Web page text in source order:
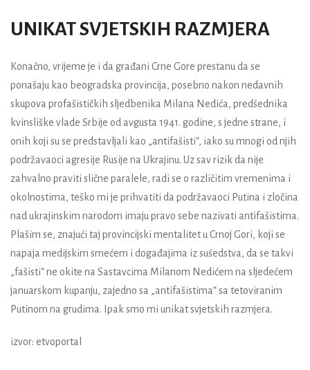
UNIKAT SVJETSKIH RAZMJERA
Konačno, vrijeme je i da građani Crne Gore prestanu da se
ponašaju kao beogradska provincija, posebno nakon nedavnih
skupova profašističkih sljedbenika Milana Nedića , predśednika
kvinsliške vlade Srbije od avgusta 1941. godine, s jedne strane, i
onih koji su se predstavljali kao „antifašisti“, iako su mnogi od njih
podržavaoci agresije Rusije na Ukrajinu. Uz sav rizik da nije
zahvalno praviti slične paralele, radi se o različitim vremenima i
okolnostima, teško mi je prihvatiti da podržavaoci Putina i zločina
nad ukrajinskim narodom imaju pravo sebe nazivati antifašistima.
Plašim se, znajući taj provincijski mentalitet u Crnoj Gori, koji se
napaja medijskim smećem i događajima iz suśedstva, da se takvi
„fašisti“ ne okite na Sastavcima Milanom Nedićem na sljedećem
januarskom kupanju, zajedno sa „antifašistima“ sa tetoviranim
Putinom na grudima. Ipak smo mi unikat svjetskih razmjera.
izvor: etvoportal